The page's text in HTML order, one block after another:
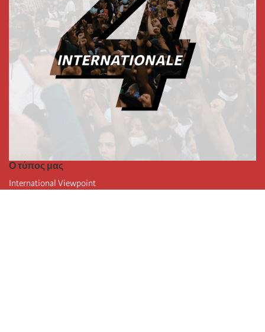
Ο τύπος μας
International Viewpoint